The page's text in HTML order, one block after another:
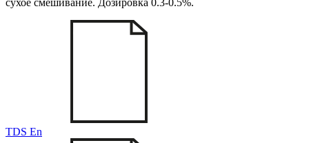
сухое смешивание. Дозировка 0.3-0.5%.
TDS En